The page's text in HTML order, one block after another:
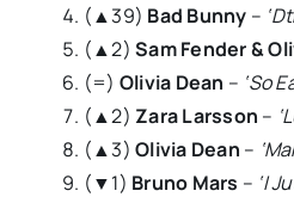
(▲39) Bad Bunny –
(▲2)Sam Fender &
(=) Olivia Dean – ‘So
(▲2) Zara Larsson –
(▲3)Olivia Dean –
(▼1) Bruno Mars – ‘I